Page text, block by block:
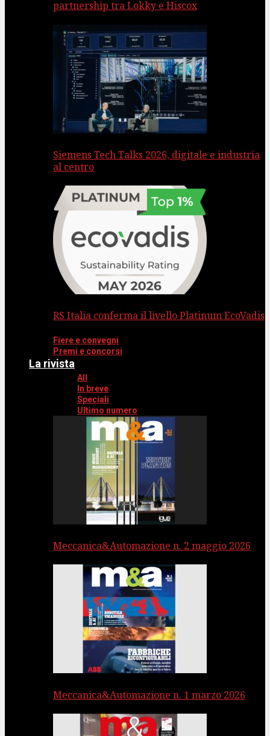
partnership tra Lokky e Hiscox
Siemens Tech Talks 2026, digitale e industria
al centro
RS Italia conferma il livello Platinum EcoVadis
Fiere e convegni
Premi e concorsi
La rivista
All
In breve
Speciali
Ultimo numero
Meccanica&Automazione n. 2 maggio 2026
Meccanica&Automazione n. 1 marzo 2026